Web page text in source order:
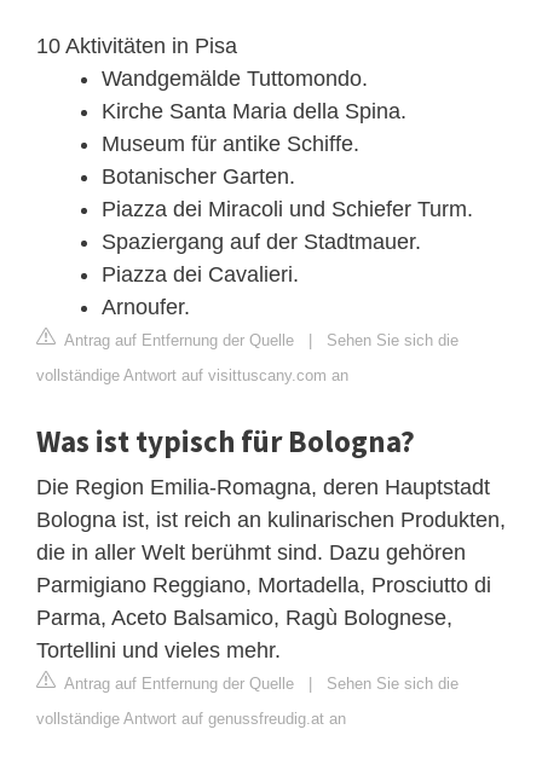
10 Aktivitäten in Pisa
Wandgemälde Tuttomondo.
Kirche Santa Maria della Spina.
Museum für antike Schiffe.
Botanischer Garten.
Piazza dei Miracoli und Schiefer Turm.
Spaziergang auf der Stadtmauer.
Piazza dei Cavalieri.
Arnoufer.
Antrag auf Entfernung der Quelle | Sehen Sie sich die
vollständige Antwort auf visittuscany.com an
Was ist typisch für Bologna?
Die Region Emilia-Romagna, deren Hauptstadt
Bologna ist, ist reich an kulinarischen Produkten,
die in aller Welt berühmt sind. Dazu gehören
Parmigiano Reggiano, Mortadella, Prosciutto di
Parma, Aceto Balsamico, Ragù Bolognese,
Tortellini und vieles mehr.
Antrag auf Entfernung der Quelle | Sehen Sie sich die
vollständige Antwort auf genussfreudig.at an